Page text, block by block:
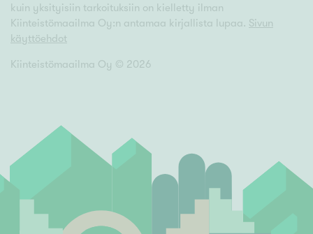
kuin yksityisiin tarkoituksiin on kielletty ilman
Kiinteistömaailma Oy:n antamaa kirjallista lupaa. Sivun
käyttöehdot
Kiinteistömaailma Oy © 2026